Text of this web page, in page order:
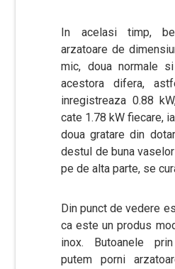
In acelasi timp,
arzatoare de
mic, doua normale
acestora difera,
inregistreaza 0.88
cate 1.78 kW fiecare,
doua gratare din
destul de buna
pe de alta parte, se
Din punct de vedere
ca este un produs
inox. Butoanele
putem porni